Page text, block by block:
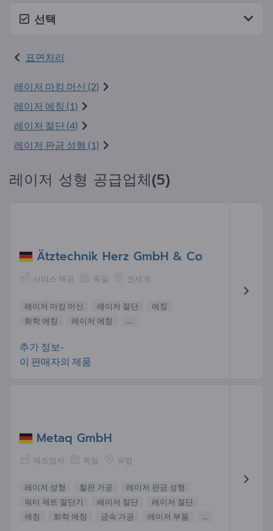
선택
표면처리
레이저 마킹 머신 (2)
레이저 에칭 (1)
레이저 절단 (4)
레이저 판금 성형 (1)
레이저 성형 공급업체(5)
Ätztechnik Herz GmbH & Co
서비스 제공 독일 전세계
레이저 마킹 머신 레이저 절단
에칭
화학 에칭
레이저 에칭 ...
추가 정보-
이 판매자의 제품
Metaq GmbH
제조업자 독일 유럽
레이저 성형 철판 가공
레이저 판금 성형
워터 제트 절단기
레이저 절단
레이저 절단
에칭
화학 에칭 금속 가공 레이저 부품 ...